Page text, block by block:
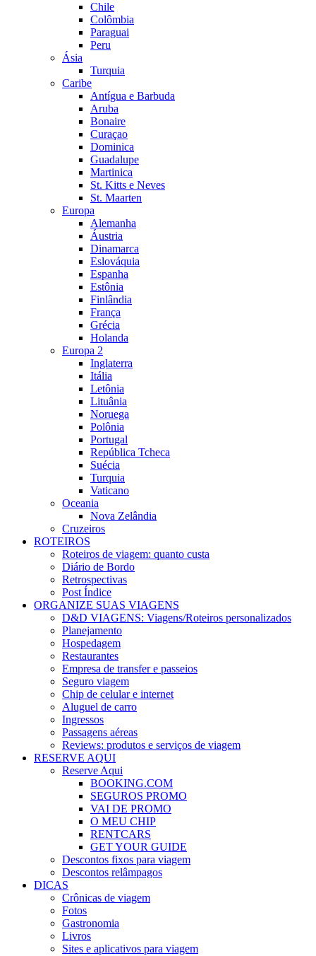
Chile
Colômbia
Paraguai
Peru
Ásia
Turquia
Caribe
Antígua e Barbuda
Aruba
Bonaire
Curaçao
Dominica
Guadalupe
Martinica
St. Kitts e Neves
St. Maarten
Europa
Alemanha
Áustria
Dinamarca
Eslováquia
Espanha
Estônia
Finlândia
França
Grécia
Holanda
Europa 2
Inglaterra
Itália
Letônia
Lituânia
Noruega
Polônia
Portugal
República Tcheca
Suécia
Turquia
Vaticano
Oceania
Nova Zelândia
Cruzeiros
ROTEIROS
Roteiros de viagem: quanto custa
Diário de Bordo
Retrospectivas
Post Índice
ORGANIZE SUAS VIAGENS
D&D VIAGENS: Viagens/Roteiros personalizados
Planejamento
Hospedagem
Restaurantes
Empresa de transfer e passeios
Seguro viagem
Chip de celular e internet
Aluguel de carro
Ingressos
Passagens aéreas
Reviews: produtos e serviços de viagem
RESERVE AQUI
Reserve Aqui
BOOKING.COM
SEGUROS PROMO
VAI DE PROMO
O MEU CHIP
RENTCARS
GET YOUR GUIDE
Descontos fixos para viagem
Descontos relâmpagos
DICAS
Crônicas de viagem
Fotos
Gastronomia
Livros
Sites e aplicativos para viagem